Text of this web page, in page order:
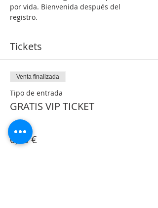
por vida. Bienvenida después del
registro.
Tickets
Venta finalizada
Tipo de entrada
GRATIS VIP TICKET
Precio
0,00 €